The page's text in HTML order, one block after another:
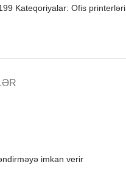
Kateqoriyalar: Ofis printerləri
imkan verir